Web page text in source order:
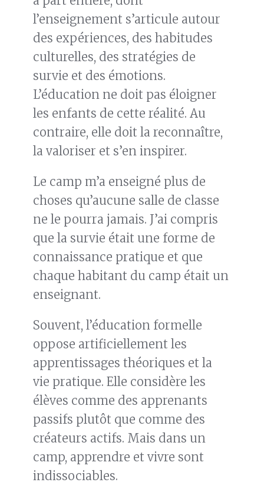
l’enseignement s’articule autour
des expériences, des habitudes
culturelles, des stratégies de
survie et des émotions.
L’éducation ne doit pas éloigner
les enfants de cette réalité. Au
contraire, elle doit la reconnaître,
la valoriser et s’en inspirer.
Le camp m’a enseigné plus de
choses qu’aucune salle de classe
ne le pourra jamais. J’ai compris
que la survie était une forme de
connaissance pratique et que
chaque habitant du camp était un
enseignant.
Souvent, l’éducation formelle
oppose artificiellement les
apprentissages théoriques et la
vie pratique. Elle considère les
élèves comme des apprenants
passifs plutôt que comme des
créateurs actifs. Mais dans un
camp, apprendre et vivre sont
indissociables.